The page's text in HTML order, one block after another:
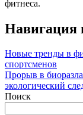
фитнеса.
Навигация
Новые тренды в
спортсменов
Прорыв в
экологический
Поиск